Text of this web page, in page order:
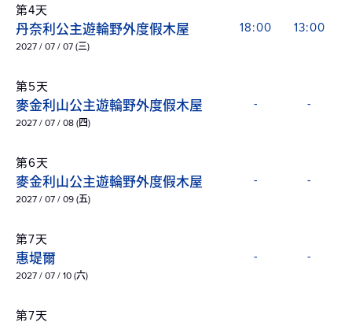
第4天
丹奈利公主遊輪野外度假木屋
2027 / 07 / 07 (三)
18:00 13:00
第5天
麥金利山公主遊輪野外度假木屋
2027 / 07 / 08 (四)
- -
第6天
麥金利山公主遊輪野外度假木屋
2027 / 07 / 09 (五)
- -
第7天
惠堤爾
2027 / 07 / 10 (六)
- -
第7天